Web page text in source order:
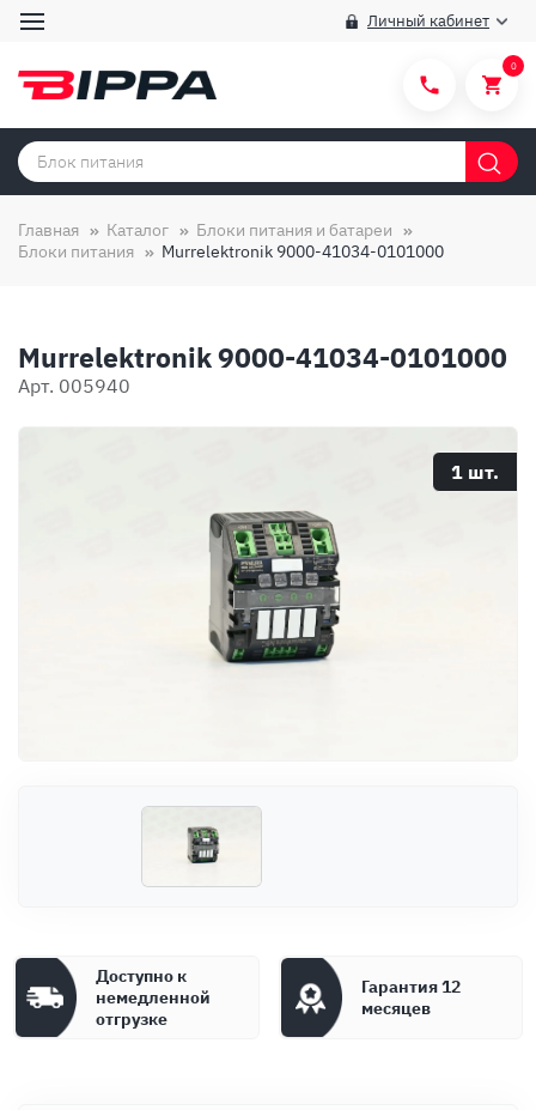
Личный кабинет
Категории товаров
Способы покупки
Вопросы и ответы
О компании
0
Главная Каталог
Блоки питания и батареи
Блоки питания
Murrelektronik 9000-41034-0101000
Murrelektronik 9000-41034-0101000
Арт. 005940
1 шт.
Доступно к
немедленной
отгрузке
Гарантия 12
месяцев